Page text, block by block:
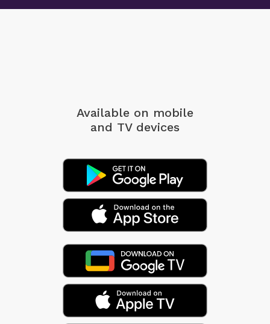
Available on mobile
and TV devices